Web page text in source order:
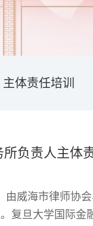
主体责任培训
所负责人主体
由威海市律师协
复旦大学国际金